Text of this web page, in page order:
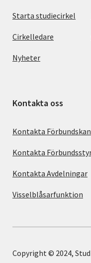
Starta studiecirkel
Cirkelledare
Nyheter
Kontakta oss
Kontakta
Kontakta
Kontakta Avdelningar
Visselblåsarfunktion
Copyright © 2024,